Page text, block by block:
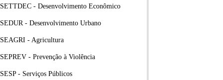
SETTDEC - Desenvolvimento Econômico
SEDUR - Desenvolvimento Urbano
SEAGRI - Agricultura
SEPREV - Prevenção à Violência
SESP - Serviços Públicos